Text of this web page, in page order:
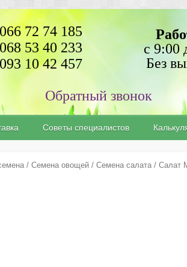
066 72 74 185
068 53 40 233
093 10 42 457
с 9:00
Без
Советы специалистов
/ Семена овощей/ Семена салата/ Салат